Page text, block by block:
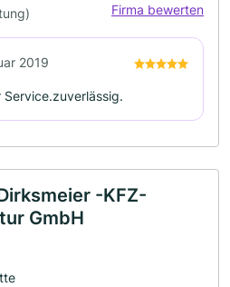
Firma bewerten
2019
Service.zuverlässig.
-KFZ-
GmbH